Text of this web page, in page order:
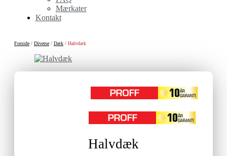
Mærkater
Kontakt
Forside / Diverse / Dæk / Halvdæk
Halvdæk